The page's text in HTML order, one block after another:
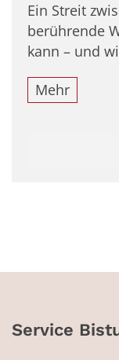
Ein Streit
berührende
kann – und
Mehr
Service